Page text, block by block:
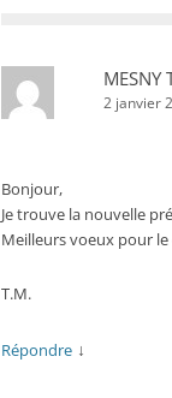
MESNY
2 janvier
Bonjour,
Je trouve la nouvelle
Meilleurs voeux pour
T.M.
Répondre ↓